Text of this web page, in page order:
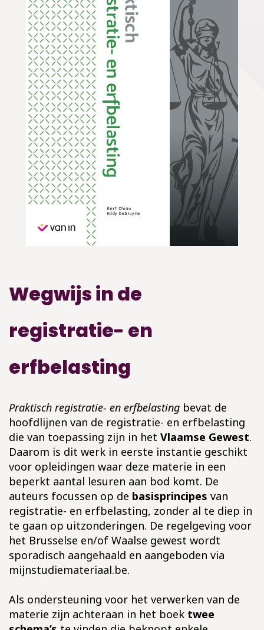
Wegwijs in de
registratie- en
erfbelasting
Praktisch registratie- en erfbelasting bevat de
hoofdlijnen van de registratie- en erfbelasting
die van toepassing zijn in het Vlaamse Gewest.
Daarom is dit werk in eerste instantie geschikt
voor opleidingen waar deze materie in een
beperkt aantal lesuren aan bod komt. De
auteurs focussen op de basisprincipes van
registratie- en erfbelasting, zonder al te diep in
te gaan op uitzonderingen. De regelgeving voor
het Brusselse en/of Waalse gewest wordt
sporadisch aangehaald en aangeboden via
mijnstudiemateriaal.be.
Als ondersteuning voor het verwerken van de
materie zijn achteraan in het boek twee